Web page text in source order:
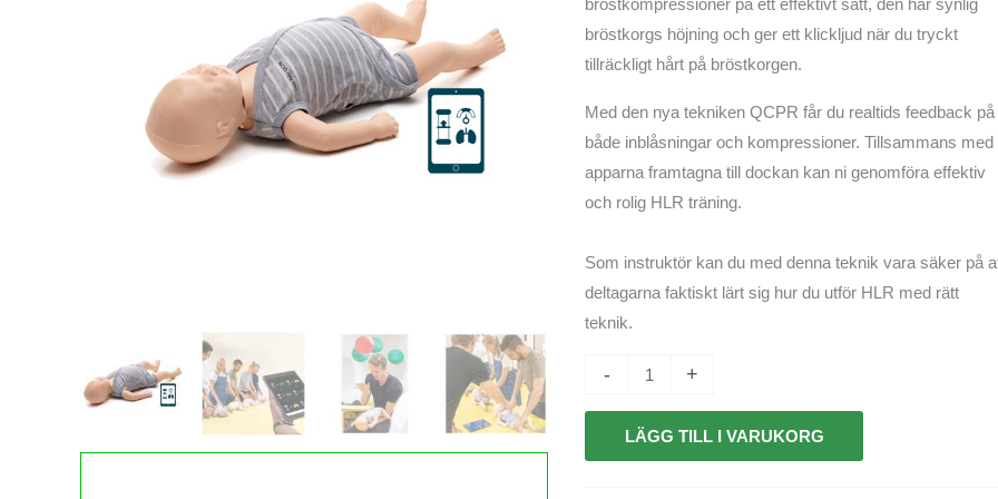
bröstkorgs höjning och ger ett klickljud när du tryckt
tillräckligt hårt på bröstkorgen.
Med den nya tekniken QCPR får du realtids feedback på
både inblåsningar och kompressioner. Tillsammans med
apparna framtagna till dockan kan ni genomföra effektiv
och rolig HLR träning.
Som instruktör kan du med denna teknik vara säker på
deltagarna faktiskt lärt sig hur du utför HLR med rätt
teknik.
- +
LÄGG TILL I VARUKORG